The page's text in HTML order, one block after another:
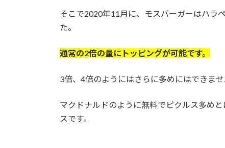
そこで2020年11月に、モスバーガーはハラ
た。
通常の2倍の量にトッピングが可能です。
3倍、4倍のようにはさらに多めにはできませ
マクドナルドのように無料でピクルス多め
スです。